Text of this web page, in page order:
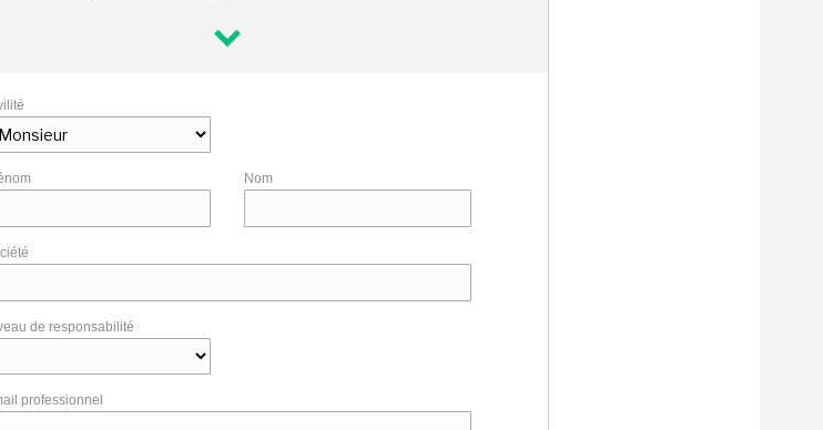
Nom
de responsabilité
professionnel